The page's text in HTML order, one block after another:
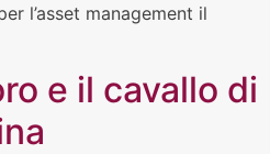
l’asset management il
e il cavallo di